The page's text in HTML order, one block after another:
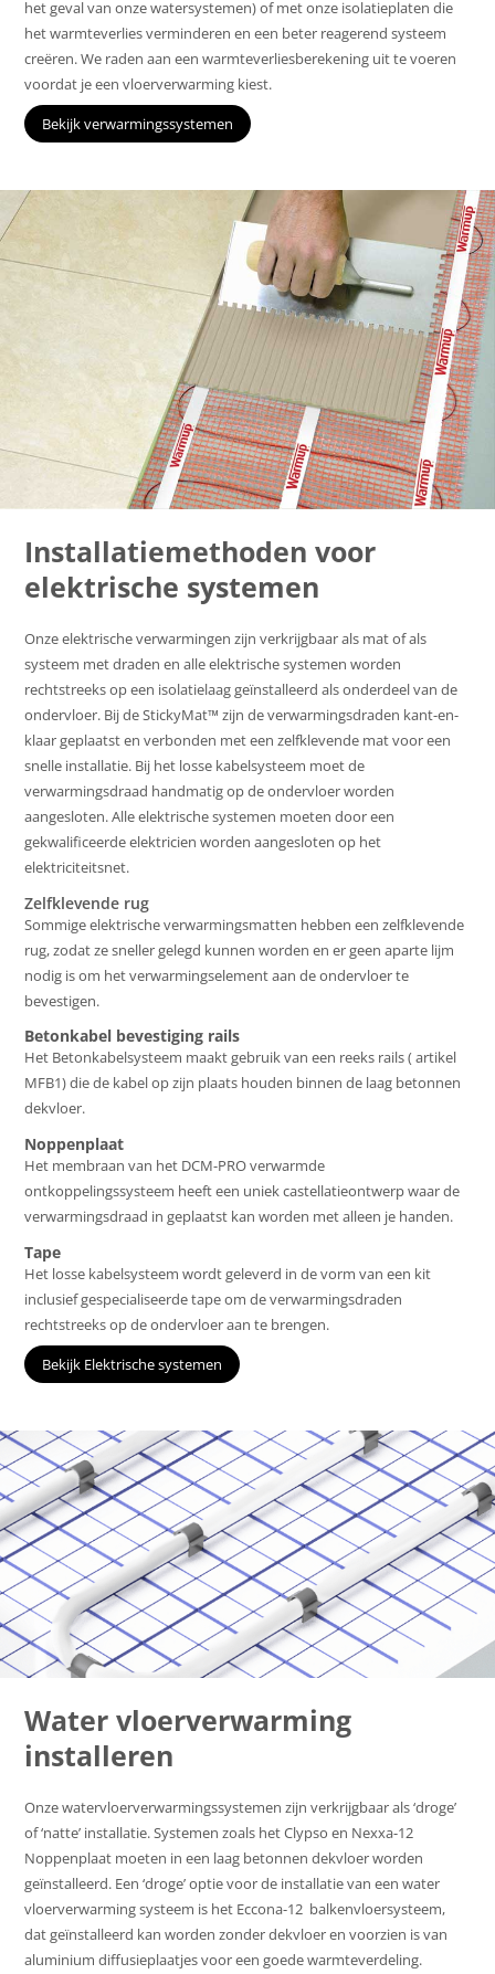
het geval van onze watersystemen) of met onze isolatieplaten die
het warmteverlies verminderen en een beter reagerend systeem
creëren. We raden aan een warmteverliesberekening uit te voeren
voordat je een vloerverwarming kiest.
Bekijk verwarmingssystemen
Installatiemethoden voor
elektrische systemen
Onze elektrische verwarmingen zijn verkrijgbaar als mat of als
systeem met draden en alle elektrische systemen worden
rechtstreeks op een isolatielaag geïnstalleerd als onderdeel van de
ondervloer. Bij de StickyMat™ zijn de verwarmingsdraden kant-en-
klaar geplaatst en verbonden met een zelfklevende mat voor een
snelle installatie. Bij het losse kabelsysteem moet de
verwarmingsdraad handmatig op de ondervloer worden
aangesloten. Alle elektrische systemen moeten door een
gekwalificeerde elektricien worden aangesloten op het
elektriciteitsnet.
Zelfklevende rug
Sommige elektrische verwarmingsmatten hebben een zelfklevende
rug, zodat ze sneller gelegd kunnen worden en er geen aparte lijm
nodig is om het verwarmingselement aan de ondervloer te
bevestigen.
Betonkabel bevestiging rails
Het Betonkabelsysteem maakt gebruik van een reeks rails ( artikel
MFB1) die de kabel op zijn plaats houden binnen de laag betonnen
dekvloer.
Noppenplaat
Het membraan van het DCM-PRO verwarmde
ontkoppelingssysteem heeft een uniek castellatieontwerp waar de
verwarmingsdraad in geplaatst kan worden met alleen je handen.
Tape
Het losse kabelsysteem wordt geleverd in de vorm van een kit
inclusief gespecialiseerde tape om de verwarmingsdraden
rechtstreeks op de ondervloer aan te brengen.
Bekijk Elektrische systemen
Water vloerverwarming
installeren
Onze watervloerverwarmingssystemen zijn verkrijgbaar als ‘droge’
of ‘natte’ installatie. Systemen zoals het Clypso en Nexxa-12
Noppenplaat moeten in een laag betonnen dekvloer worden
geïnstalleerd. Een ‘droge’ optie voor de installatie van een water
vloerverwarming systeem is het Eccona-12 balkenvloersysteem,
dat geïnstalleerd kan worden zonder dekvloer en voorzien is van
aluminium diffusieplaatjes voor een goede warmteverdeling.